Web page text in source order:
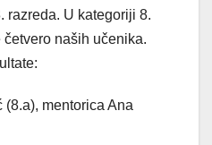
razreda. U kategoriji 8.
naših učenika.
mentorica Ana